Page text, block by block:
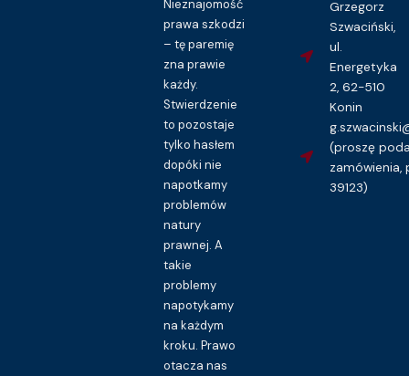
Nieznajomość
prawa szkodzi
– tę paremię
zna prawie
każdy.
Stwierdzenie
to pozostaje
tylko hasłem
dopóki nie
napotkamy
problemów
natury
prawnej. A
takie
problemy
napotykamy
na każdym
kroku. Prawo
otacza nas
Grzegorz
Szwaciński,
ul.
Energetyka
2, 62-510
Konin
(proszę
zamówienia,
39123)